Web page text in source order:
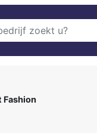
Fashion